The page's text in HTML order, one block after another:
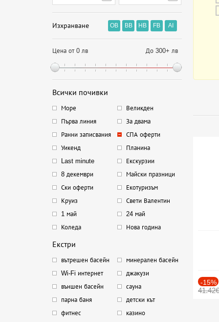
Изхранване OB BB HB FB AI
Цена от 0 лв До 300+ лв
Всички почивки
Море
Великден
Първа линия
За двама
Ранни записвания
СПА оферти
Уикенд
Планина
Last minute
Екскурзии
8 декември
Майски празници
Ски оферти
Екотуризъм
Круиз
Свети Валентин
1 май
24 май
Коледа
Нова година
Екстри
вътрешен басейн
минерален басейн
Wi-Fi интернет
джакузи
външен басейн
сауна
парна баня
детски кът
фитнес
казино
-15%
41.42€